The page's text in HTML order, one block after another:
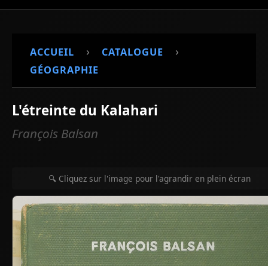
ACCUEIL › CATALOGUE ›
GÉOGRAPHIE
L'étreinte du Kalahari
François Balsan
🔍 Cliquez sur l'image pour l'agrandir en plein écran